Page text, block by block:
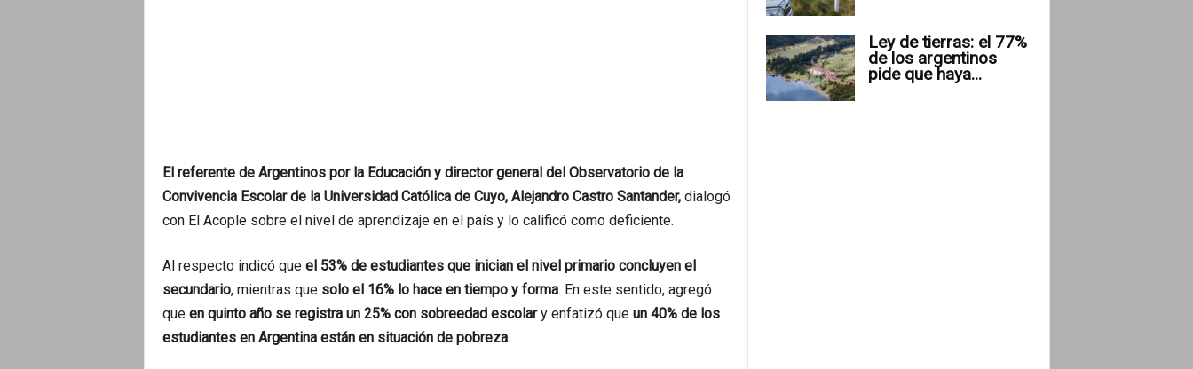
El referente de Argentinos por la Educación y director general del Observatorio de la
Convivencia Escolar de la Universidad Católica de Cuyo, Alejandro Castro Santander,dialogó
con El Acople sobre el nivel de aprendizaje en el país y lo calificó como deficiente.
Al respecto indicó que el 53% de estudiantes que inician el nivel primario concluyen el
secundario, mientras que solo el 16% lo hace en tiempo y forma. En este sentido, agregó
que en quinto año se registra un 25% con sobreedad escolary enfatizó que un 40% de los
estudiantes en Argentina están en situación de pobreza.
Ley de tierras: el 77%
de los argentinos
pide que haya...